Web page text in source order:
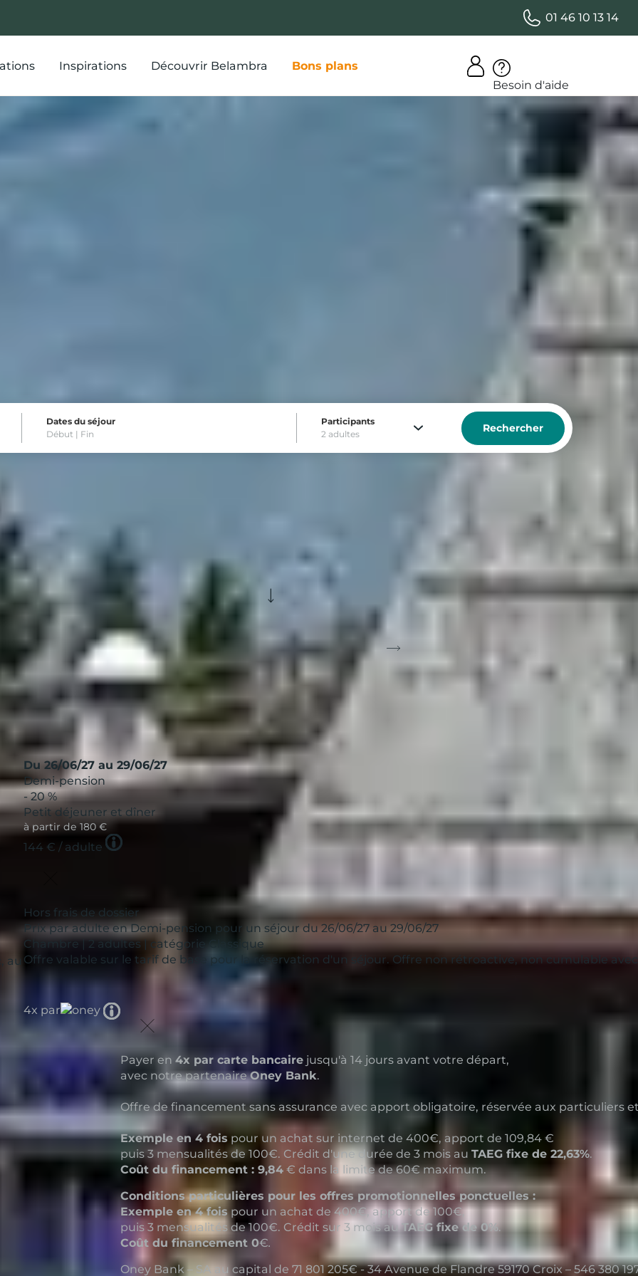
01 46 10 13 14
Inspirations Découvrir Belambra
Bons plans
Besoin d'aide
Dates du séjour
Début | Fin
Participants
2 adultes
Rechercher
pour un week-end au ski :
Voir plus de filtres
et court séjour : 16 résultats
Afficher sur la carte
au
Du 26/06/27 au 29/06/27
Demi-pension
- 20 %
Petit déjeuner et dîner
à partir de180 €
144 € / adulte Tooltip
Hors frais de dossier
Prix par adulte en Demi-pension pour un séjour du 26/06/27 au 29/06/27
Chambre | 2 adultes | catégorie Classique
Offre valable sur le tarif de base pour la réservation d'un séjour. Offre non rétroactive, non cumulable
4x par
Tooltip
Payer en 4x par carte bancaire jusqu'à 14 jours avant votre départ,
avec notre partenaireOney Bank.
Offre de financement sans assurance avec apport obligatoire, réservée aux particuliers
Exemple en 4 fois pour un achat sur internet de 400€, apport de 109,84 €
puis 3 mensualités de 100€. Crédit d'une durée de 3 mois au TAEG fixe de 22,63%.
Coût du financement : 9,84 € dans la limite de 60€ maximum.
Conditions particulières pour les offres promotionnelles ponctuelles :
Exemple en 4 fois pour un achat de 400€, apport de 100€,
puis 3 mensualités de 100€. Crédit sur 3 mois auTAEG fixe de 0%.
Coût du financement 0€.
Oney Bank – SA au capital de 71 801 205€ - 34 Avenue de Flandre 59170 Croix – 546 380